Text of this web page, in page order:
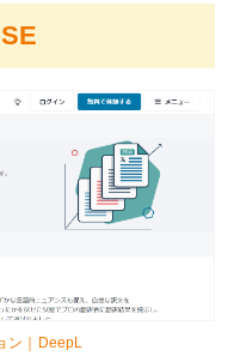
ン｜DeepL